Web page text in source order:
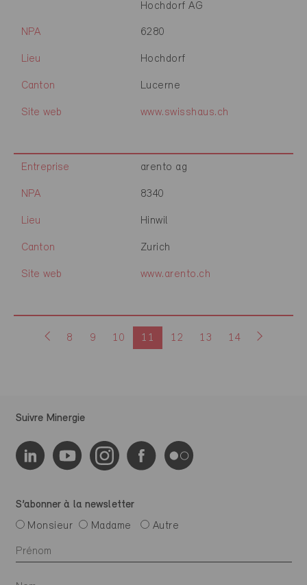
Hochdorf AG
NPA 6280
Lieu Hochdorf
Canton Lucerne
Site web www.swisshaus.ch
Entreprise arento ag
NPA 8340
Lieu Hinwil
Canton Zurich
Site web www.arento.ch
8 9 10 11 12 13 14
Suivre Minergie
S’abonner à la newsletter
Monsieur
Madame Autre